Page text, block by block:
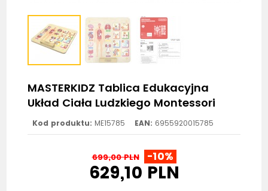
MASTERKIDZ Tablica Edukacyjna
Układ Ciała Ludzkiego Montessori
Kod produktu: ME15785 EAN: 6955920015785
699,00 PLN -10%
629,10 PLN